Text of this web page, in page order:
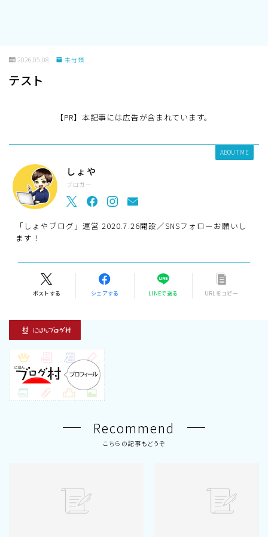
2026.05.08 未分類
テスト
【PR】本記事には広告が含まれています。
ABOUT ME
しょや
ブロガー
「しょやブログ」運営 2020.7.26開設／SNSフォローお願いし
ます！
ポストする シェアする LINEで送る URLをコピー
Recommend
こちらの記事もどうぞ